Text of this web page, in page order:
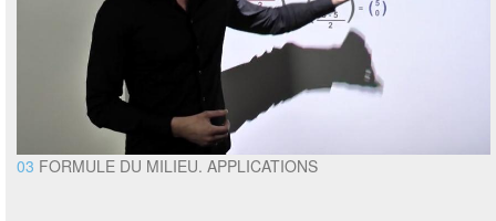
03 FORMULE DU MILIEU. APPLICATIONS